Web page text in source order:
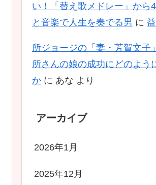
い！「替え歌メドレー」から
と音楽で人生を奏でる男 に
所ジョージの「妻・芳賀文子
所さんの娘の成功にどのよう
か に あな より
アーカイブ
2026年1月
2025年12月